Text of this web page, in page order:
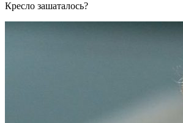
Кресло зашаталось?